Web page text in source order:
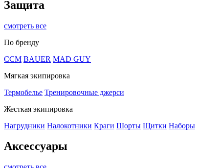
Защита
смотреть все
По бренду
CCM BAUER MAD GUY
Мягкая экипировка
Термобелье Тренировочные джерси
Жесткая экипировка
Нагрудники Налокотники Краги Шорты Щитки Наборы
Аксессуары